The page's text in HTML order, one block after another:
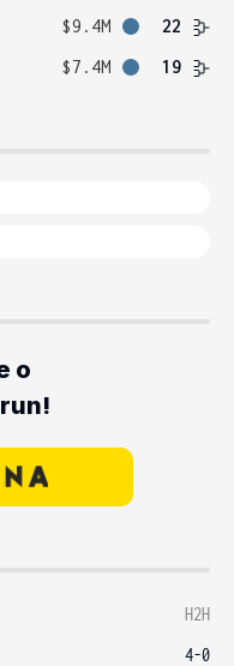
$9.4M
22
$7.4M 19
o
H2H
4-0